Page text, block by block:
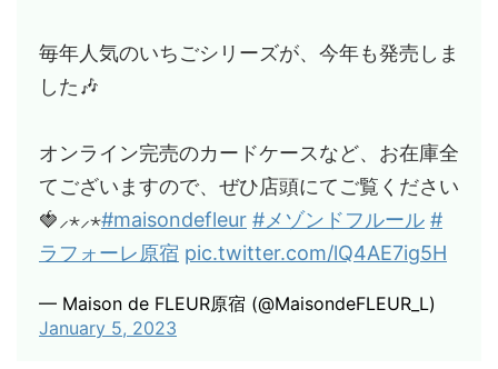
毎年人気のいちごシリーズが、今年も発売しま
した🎶
オンライン完売のカードケースなど、お在庫全
てございますので、ぜひ店頭にてご覧ください
🍓⸝⋆⸝⋆#maisondefleur #メゾンドフルール #
ラフォーレ原宿 pic.twitter.com/lQ4AE7ig5H
— Maison de FLEUR原宿 (@MaisondeFLEUR_L)
January 5, 2023